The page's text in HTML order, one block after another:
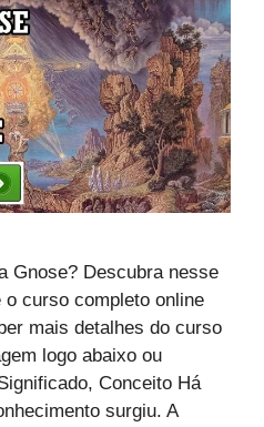
Gnose? Descubra nesse
curso completo online
mais detalhes do curso
logo abaixo ou
Conceito Há
surgiu. A